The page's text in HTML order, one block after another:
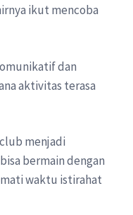
ikut mencoba
dan
aktivitas terasa
menjadi
bermain dengan
waktu istirahat